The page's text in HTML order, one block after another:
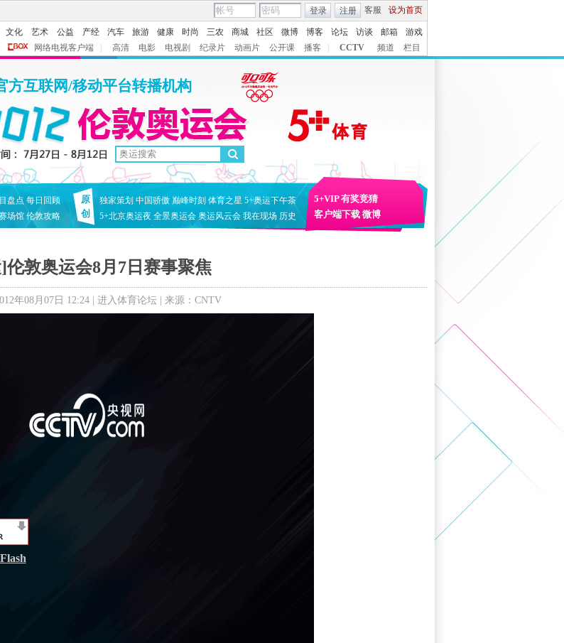
客服 设为首页
登录 注册
文化 艺术 公益 产经 汽车 旅游 健康 时尚 三农 商城 社区 微博 博客 论坛 访谈 邮箱
游戏
网络电视客户端 高清 电影 电视剧 纪录片 动画片 公开课 播客 CCTV 频道
栏目
方互联网/移动平台转播机构
盘点 每日回顾
场馆 伦敦攻略
原
创
独家策划 中国骄傲 巅峰时刻 体育之星 5+奥运下午茶
5+北京奥运夜 全景奥运会 奥运风云会 我在现场 历史
5+VIP 有奖竞猜
客户端下载 微博
伦敦奥运会8月7日赛事聚焦
年08月07日 12:24 | 进入体育论坛 | 来源：CNTV